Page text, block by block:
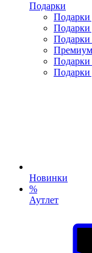
Подарки
Подарки
Подарки
Новинки
%
Аутлет